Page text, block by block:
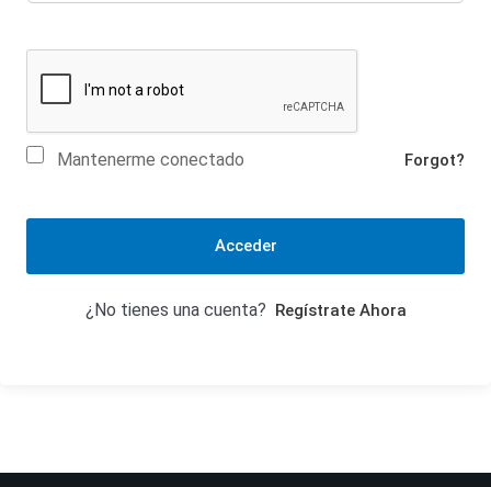
Mantenerme conectado Forgot?
Acceder
¿No tienes una cuenta? Regístrate Ahora